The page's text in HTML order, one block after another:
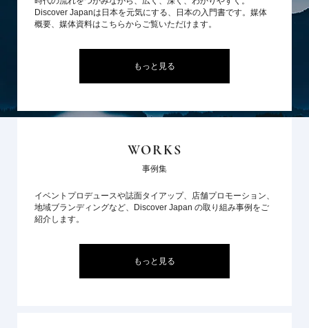
Discover Japanは日本を元気にする、日本の入門書です。媒体
概要、媒体資料はこちらからご覧いただけます。
もっと見る
WORKS
事例集
イベントプロデュースや誌面タイアップ、店舗プロモーション、
地域ブランディングなど、Discover Japan の取り組み事例をご
紹介します。
もっと見る